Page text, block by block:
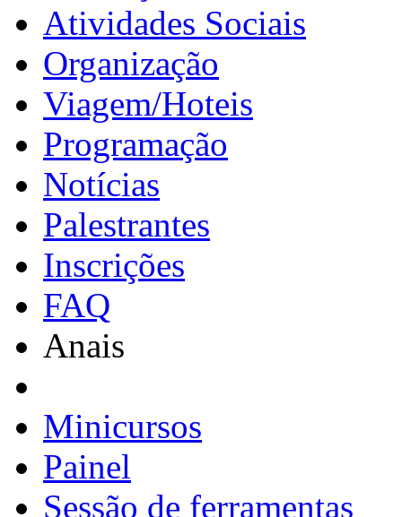
Atividades Sociais
Organização
Viagem/Hoteis
Programação
Notícias
Palestrantes
Inscrições
FAQ
Anais
Minicursos
Painel
Sessão de ferramentas